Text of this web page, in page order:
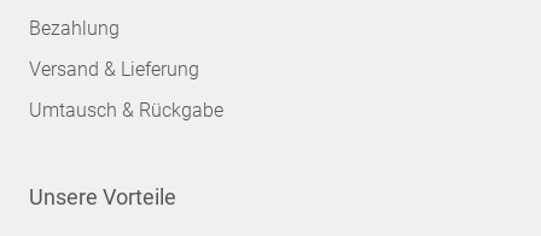
Bezahlung
Versand & Lieferung
Umtausch & Rückgabe
Unsere Vorteile